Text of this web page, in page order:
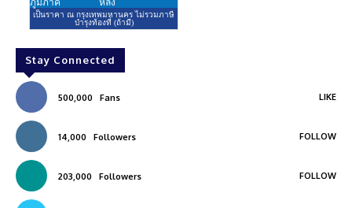
Stay Connected
500,000 Fans LIKE
14,000 Followers FOLLOW
203,000 Followers FOLLOW